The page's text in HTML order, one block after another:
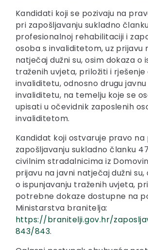
Kandidati koji se pozivaju na
pri zapošljavanju sukladno
profesionalnoj rehabilitaciji i
osoba s invaliditetom, uz prijavu
natječaj dužni su, osim dokaza o
traženih uvjeta, priložiti i
invaliditetu, odnosno drugu
invaliditetu, na temelju koje se
upisati u očevidnik zaposlenih
invaliditetom.
Kandidat koji ostvaruje pravo
zapošljavanju sukladno članku
civilnim stradalnicima iz
prijavu na javni natječaj dužni su,
o ispunjavanju traženih uvjeta,
potrebne dokaze dostupne na
Ministarstva branitelja:
https://branitelji.gov.hr/
843/843.